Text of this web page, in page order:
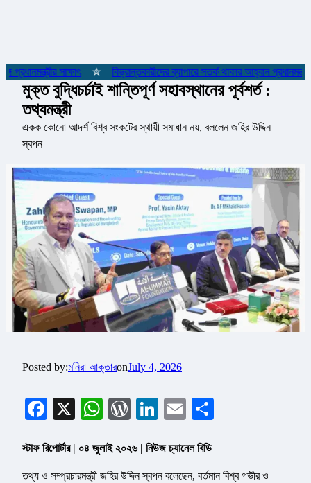
সাক্ষাৎ ✮ বিভ্রান্তকারীদের ব্যাপারে সতর্ক থাকার আহ্বান প্রধানমন্ত্রীর
মুক্ত বুদ্ধিচর্চাই শান্তিপূর্ণ সহাবস্থানের পূর্বশর্ত :
তথ্যমন্ত্রী
একক কোনো আদর্শ বিশ্ব সংকটের স্থায়ী সমাধান নয়, বললেন জহির উদ্দিন
স্বপন
Posted by:মনিরা আক্তারonJuly 4, 2026
Facebook
X WhatsApp
WordPress
LinkedIn
Email
স্টাফ রিপোর্টার | ০৪ জুলাই ২০২৬ | নিউজ চ্যানেল বিডি
তথ্য ও সম্প্রচারমন্ত্রী জহির উদ্দিন স্বপন বলেছেন, বর্তমান বিশ্ব গভীর ও